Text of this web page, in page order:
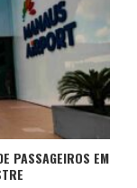
PASSAGEIROS EM